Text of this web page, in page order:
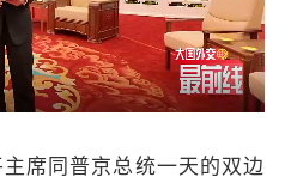
同普京总统一天的双边